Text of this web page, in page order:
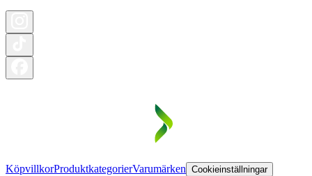
KöpvillkorProduktkategorierVarumärken Cookieinställningar